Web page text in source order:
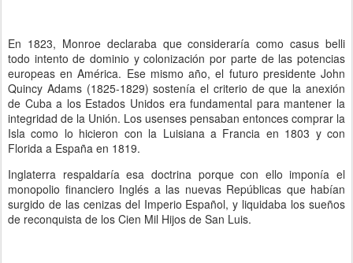
En 1823, Monroe declaraba que consideraría como casus belli
todo intento de dominio y colonización por parte de las potencias
europeas en América. Ese mismo año, el futuro presidente John
Quincy Adams (1825-1829) sostenía el criterio de que la anexión
de Cuba a los Estados Unidos era fundamental para mantener la
integridad de la Unión. Los usenses pensaban entonces comprar la
Isla como lo hicieron con la Luisiana a Francia en 1803 y con
Florida a España en 1819.
Inglaterra respaldaría esa doctrina porque con ello imponía el
monopolio financiero Inglés a las nuevas Repúblicas que habían
surgido de las cenizas del Imperio Español, y liquidaba los sueños
de reconquista de los Cien Mil Hijos de San Luis.